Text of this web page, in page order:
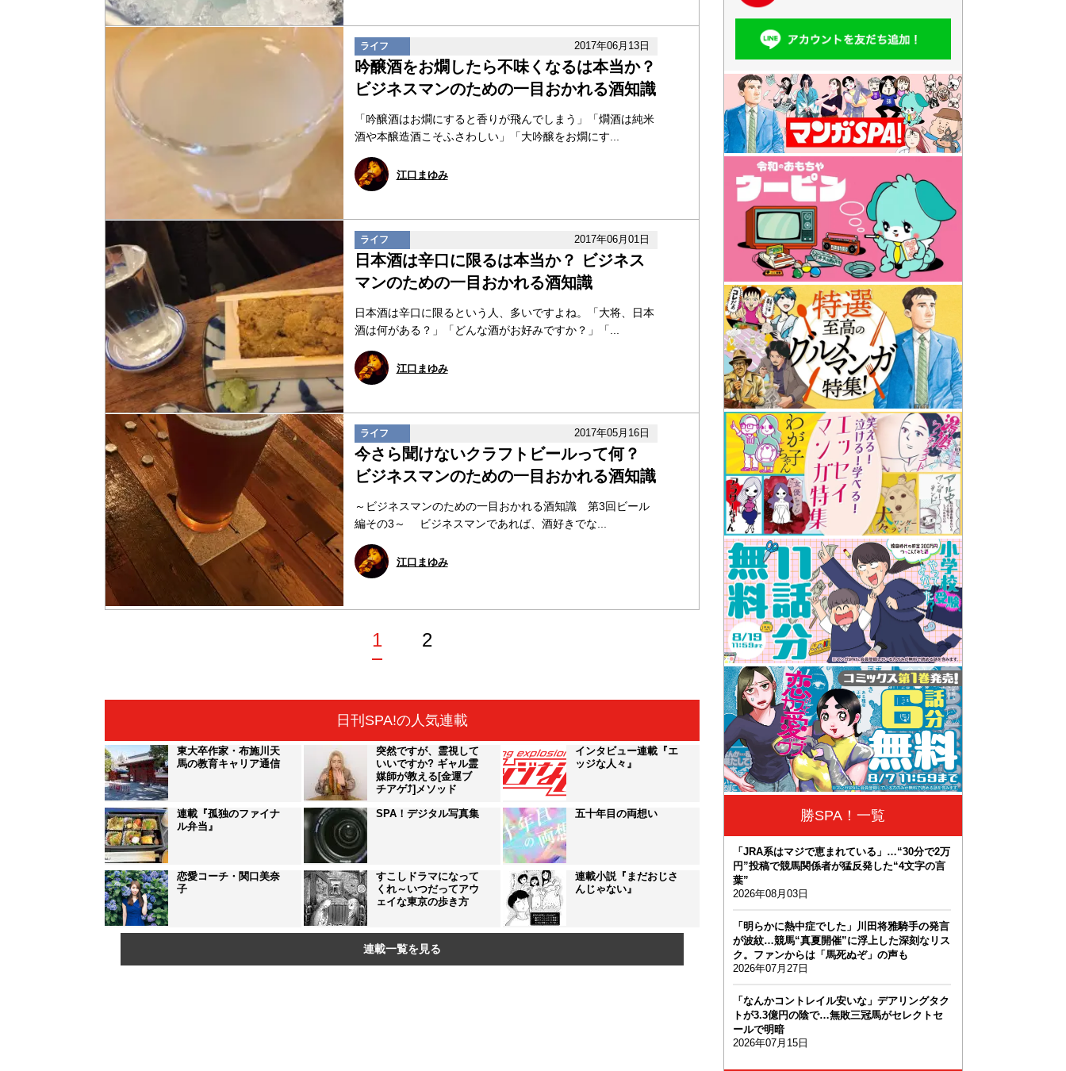
ライフ 2017年06月13日
吟醸酒をお燗したら不味くなるは本当か？
ビジネスマンのための一目おかれる酒知識
「吟醸酒はお燗にすると香りが飛んでしまう」「燗酒は純米
酒や本醸造酒こそふさわしい」「大吟醸をお燗にす...
江口まゆみ
ライフ 2017年06月01日
日本酒は辛口に限るは本当か？ ビジネス
マンのための一目おかれる酒知識
日本酒は辛口に限るという人、多いですよね。「大将、日本
酒は何がある？」「どんな酒がお好みですか？」「...
江口まゆみ
ライフ 2017年05月16日
今さら聞けないクラフトビールって何？
ビジネスマンのための一目おかれる酒知識
～ビジネスマンのための一目おかれる酒知識 第3回ビール
編その3～ ビジネスマンであれば、酒好きでな...
江口まゆみ
1 2
日刊SPA!の人気連載
東大卒作家・布施川天
馬の教育キャリア通信
突然ですが、霊視して
いいですか? ギャル霊
媒師が教える[金運ブ
チアゲ⤴]メソッド
インタビュー連載『エ
ッジな人々』
連載『孤独のファイナ
ル弁当』
SPA！デジタル写真集 五十年目の両想い
恋愛コーチ・関口美奈
子
すこしドラマになって
くれ～いつだってアウ
ェイな東京の歩き方
連載小説『まだおじさ
んじゃない』
連載一覧を見る
勝SPA！一覧
「JRA系はマジで恵まれている」…“30分で2万
円”投稿で競馬関係者が猛反発した“4文字の言
葉”
2026年08月03日
「明らかに熱中症でした」川田将雅騎手の発言
が波紋…競馬“真夏開催”に浮上した深刻なリス
ク。ファンからは「馬死ぬぞ」の声も
2026年07月27日
「なんかコントレイル安いな」デアリングタク
トが3.3億円の陰で…無敗三冠馬がセレクトセ
ールで明暗
2026年07月15日